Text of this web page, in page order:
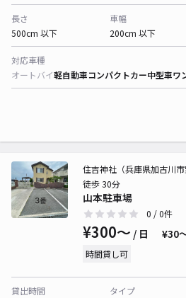
長さ
500cm 以下
車幅
200cm 以下
対応車種
オートバイ軽自動車コンパクトカー中型車ワ
山本駐車場
住吉神社（兵庫県加古川
徒歩 30分
0 / 0件
¥300〜 / 日 ¥30
時間貸し可
貸出時間
タイプ